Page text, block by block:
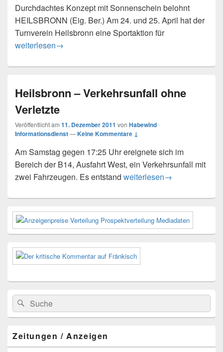
Durchdachtes Konzept mit Sonnenschein belohnt
HEILSBRONN (Eig. Ber.) Am 24. und 25. April hat der
Turnverein Heilsbronn eine Sportaktion für
Familiensport beim Turnverein Heilsbronn
weiterlesen→
Heilsbronn – Verkehrsunfall ohne
Verletzte
Veröffentlicht am 11. Dezember 2011 von Habewind
Informationsdienst—Keine Kommentare ↓
Am Samstag gegen 17:25 Uhr ereignete sich im
Bereich der B14, Ausfahrt West, ein Verkehrsunfall mit
zwei Fahrzeugen. Es entstand Heilsbronn –
weiterlesen→
Primärer
Seitenleisten-
Widgetbereich
Suchen
nach:
Suchen
Zeitungen / Anzeigen